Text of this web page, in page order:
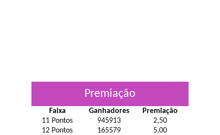
Premiação
Faixa Ganhadores
Premiação
11 Pontos
945913
2,50
12 Pontos
165579
5,00